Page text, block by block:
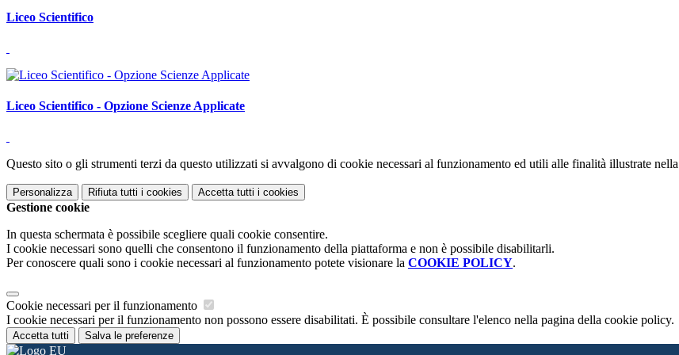
Liceo Scientifico
Liceo Scientifico - Opzione Scienze Applicate
Questo sito o gli strumenti terzi da questo utilizzati si avvalgono di cookie necessari al funzionamento ed utili alle finalità illustrate nella
Personalizza Rifiuta tutti i cookies Accetta tutti i cookies
Gestione cookie
In questa schermata è possibile scegliere quali cookie consentire.
I cookie necessari sono quelli che consentono il funzionamento della piattaforma e non è possibile disabilitarli.
Per conoscere quali sono i cookie necessari al funzionamento potete visionare la COOKIE POLICY.
Cookie necessari per il funzionamento
I cookie necessari per il funzionamento non possono essere disabilitati. È possibile consultare l'elenco nella pagina della cookie policy.
Accetta tutti Salva le preferenze